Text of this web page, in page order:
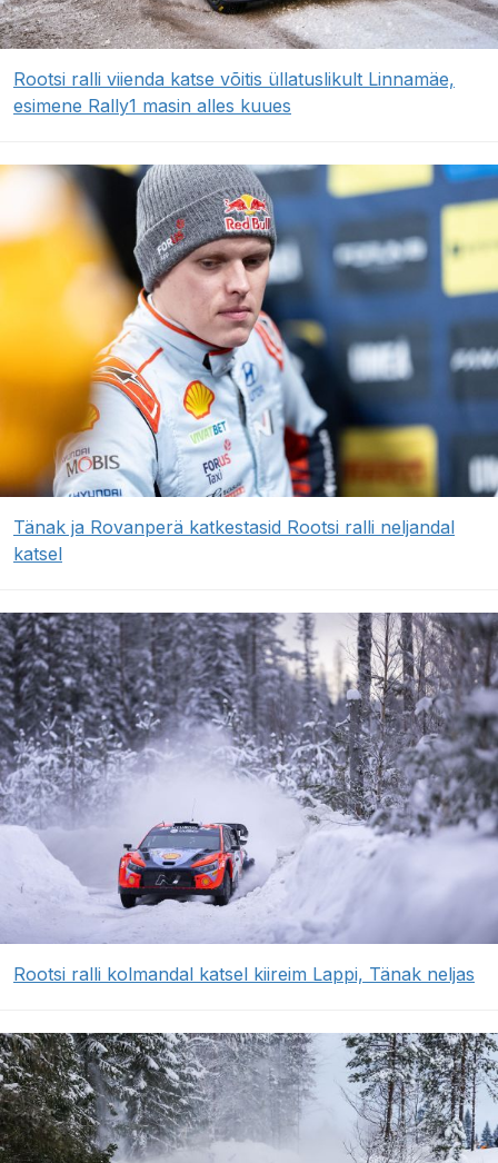
Rootsi ralli viienda katse võitis üllatuslikult Linnamäe,
esimene Rally1 masin alles kuues
Tänak ja Rovanperä katkestasid Rootsi ralli neljandal
katsel
Rootsi ralli kolmandal katsel kiireim Lappi, Tänak neljas